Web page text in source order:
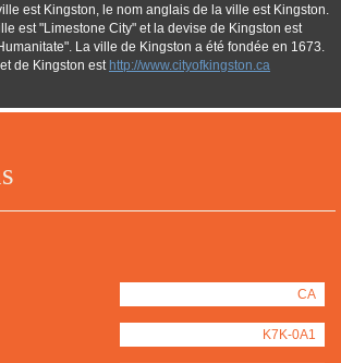
CA
K7K-0A1
est Kingston, le nom anglais de la ville est Kingston.
est "Limestone City" et la devise de Kingston est
La ville de Kingston a été fondée en 1673.
de Kingston est http://www.cityofkingston.ca